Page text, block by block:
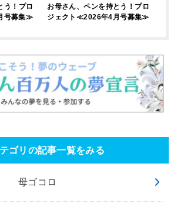
う！プロ
号募集≫
お母さん、ペンを持とう！プロ
ジェクト≪2026年4月号募集≫
ゴリの記事一覧をみる
母ゴコロ